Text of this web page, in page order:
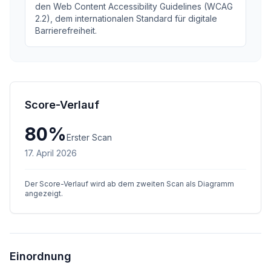
den Web Content Accessibility Guidelines (WCAG
2.2), dem internationalen Standard für digitale
Barrierefreiheit.
Score-Verlauf
80%Erster Scan
17. April 2026
Der Score-Verlauf wird ab dem zweiten Scan als Diagramm
angezeigt.
Einordnung